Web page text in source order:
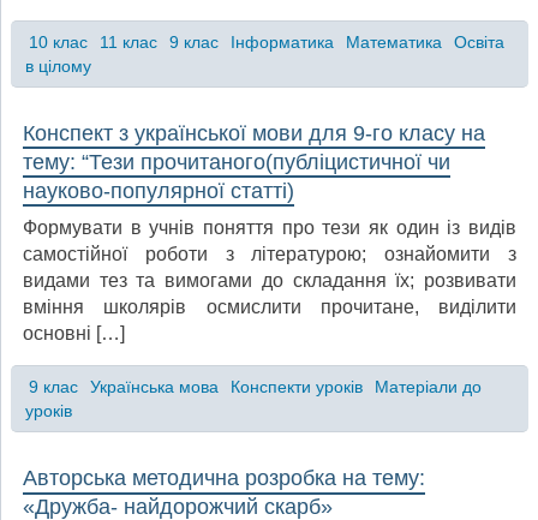
10 клас 11 клас 9 клас Інформатика Математика
Освіта
в цілому
Конспект з української мови для 9-го класу на
тему: “Тези прочитаного(публіцистичної чи
науково-популярної статті)
Формувати в учнів поняття про тези як один із видів
самостійної роботи з літературою; ознайомити з
видами тез та вимогами до складання їх; розвивати
вміння школярів осмислити прочитане, виділити
основні […]
9 клас Українська мова Конспекти уроків
Матеріали до
уроків
Авторська методична розробка на тему:
«Дружба- найдорожчий скарб»